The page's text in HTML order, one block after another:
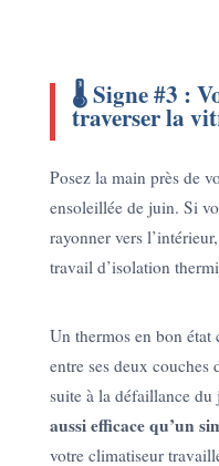
🌡️ Signe #3 :
traverser la
Posez la main près de
ensoleillée de juin. Si
rayonner vers
travail d’isolation
Un thermos en bon
entre ses deux couches
suite à la défaillance du
aussi efficace qu’un
votre climatiseur